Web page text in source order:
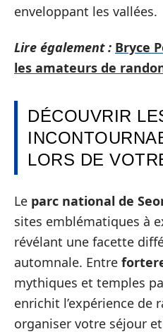
enveloppant les vallées.
Lire également : Bryce
les amateurs de
DÉCOUVRIR
LORS DE
Le parc national de
sites emblématiques à
révélant une facette
automnale. Entre
mythiques et temples
enrichit l’expérience de
organiser votre séjour